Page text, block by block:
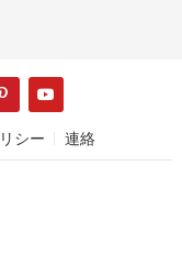
シー 連絡